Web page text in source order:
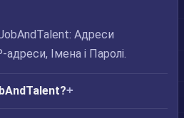
Адреси
Імена і Паролі.